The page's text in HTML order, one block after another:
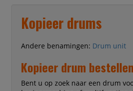
Met een
pagina’s
Kopieer drums
Andere benamingen: Drum unit
Kopieer drum bestellen
Bent u op zoek naar een drum